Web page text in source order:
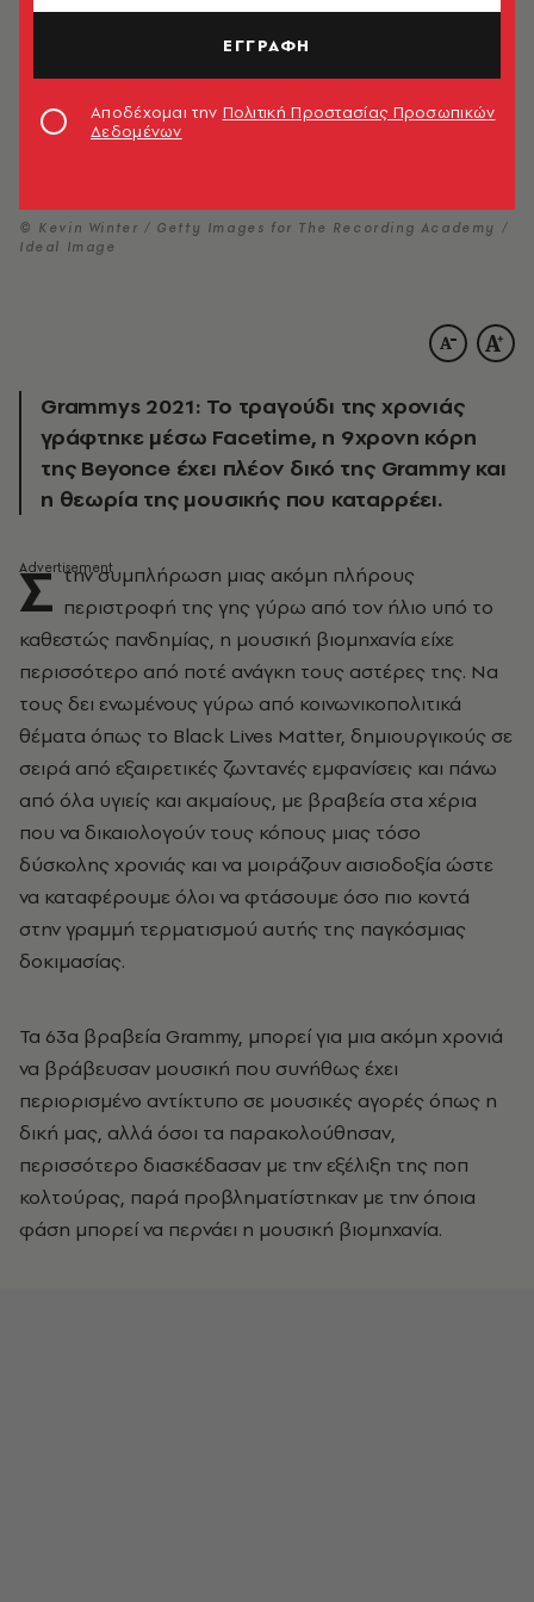
© Kevin Winter / Getty Images for The Recording Academy /
Ideal Image
Grammys 2021: Το τραγούδι της χρονιάς
γράφτηκε μέσω Facetime, η 9χρονη κόρη
της Beyonce έχει πλέον δικό της Grammy και
η θεωρία της μουσικής που καταρρέει.
Σ την συμπλήρωση μιaς ακόμη πλήρους
περιστροφή της γης γύρω από τον ήλιο υπό το
καθεστώς πανδημίας, η μουσική βιομηχανία είχε
περισσότερο από ποτέ ανάγκη τους αστέρες της. Να
τους δει ενωμένους γύρω από κοινωνικοπολιτικά
θέματα όπως το Black Lives Matter, δημιουργικούς σε
σειρά από εξαιρετικές ζωντανές εμφανίσεις και πάνω
από όλα υγιείς και ακμαίους, με βραβεία στα χέρια
που να δικαιολογούν τους κόπους μιας τόσο
δύσκολης χρονιάς και να μοιράζουν αισιοδοξία ώστε
να καταφέρουμε όλοι να φτάσουμε όσο πιο κοντά
στην γραμμή τερματισμού αυτής της παγκόσμιας
δοκιμασίας.
Τα 63α βραβεία Grammy, μπορεί για μια ακόμη χρονιά
να βράβευσαν μουσική που συνήθως έχει
περιορισμένο αντίκτυπο σε μουσικές αγορές όπως η
δική μας, αλλά όσοι τα παρακολούθησαν,
περισσότερο διασκέδασαν με την εξέλιξη της ποπ
κολτούρας, παρά προβληματίστηκαν με την όποια
φάση μπορεί να περνάει η μουσική βιομηχανία.
ΕΓΓΡΑΦΗ
Αποδέχομαι την Πολιτική Προστασίας Προσωπικών
Δεδομένων